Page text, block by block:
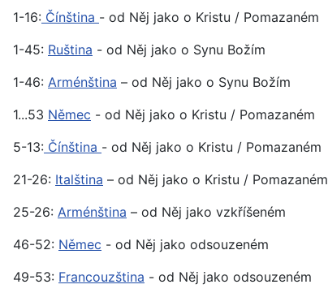
1-16: Čínština - od Něj jako o Kristu / Pomazaném
1-45: Ruština - od Něj jako o Synu Božím
1-46: Arménština – od Něj jako o Synu Božím
1...53 Němec - od Něj jako o Kristu / Pomazaném
5-13: Čínština - od Něj jako o Kristu / Pomazaném
21-26: Italština – od Něj jako o Kristu / Pomazaném
25-26: Arménština – od Něj jako vzkříšeném
46-52: Němec - od Něj jako odsouzeném
49-53: Francouzština - od Něj jako odsouzeném